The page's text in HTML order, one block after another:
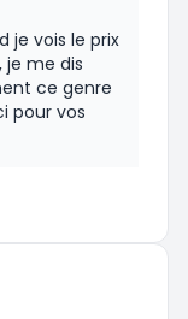
je vois le prix
je me dis
ce genre
pour vos